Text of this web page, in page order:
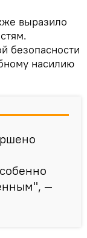
выразило
безопасности
насилию
—